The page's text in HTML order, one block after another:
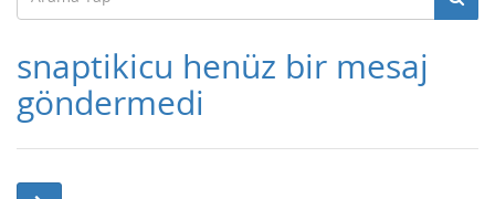
snaptikicu henüz bir mesaj
göndermedi